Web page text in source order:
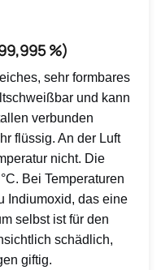
%)
sehr formbares
und kann
verbunden
flüssig. An der Luft
nicht. Die
Bei Temperaturen
Indiumoxid, das eine
selbst ist für den
schädlich,
giftig.